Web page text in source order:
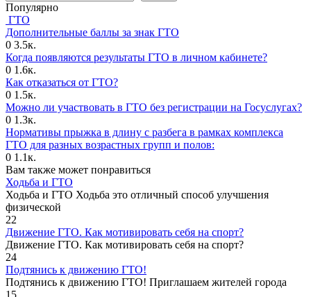
Популярно
ГТО
Дополнительные баллы за знак ГТО
0 3.5к.
Когда появляются результаты ГТО в личном кабинете?
0 1.6к.
Как отказаться от ГТО?
0 1.5к.
Можно ли участвовать в ГТО без регистрации на Госуслугах?
0 1.3к.
Нормативы прыжка в длину с разбега в рамках комплекса
ГТО для разных возрастных групп и полов:
0 1.1к.
Вам также может понравиться
Ходьба и ГТО
Ходьба и ГТО Ходьба это отличный способ улучшения
физической
22
Движение ГТО. Как мотивировать себя на спорт?️
Движение ГТО. Как мотивировать себя на спорт?
24
Подтянись к движению ГТО!
Подтянись к движению ГТО! Приглашаем жителей города
15